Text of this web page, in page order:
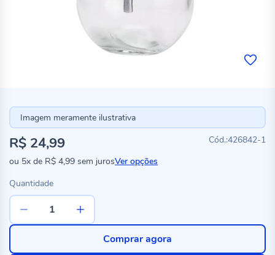
Imagem meramente ilustrativa
426842-1
R$ 24,99
ou 5x de R$ 4,99 sem jurosVer opções
Quantidade
Comprar agora